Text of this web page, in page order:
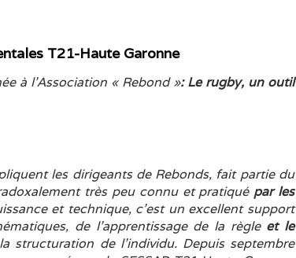
T21-Haute Garonne
à l’Association « Rebond »: Le rugby, un outil
les dirigeants de Rebonds, fait partie du
très peu connu et pratiqué par les
et technique, c’est un excellent support
de l’apprentissage de la règle et le
structuration de l’individu. Depuis septembre